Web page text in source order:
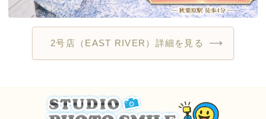
2号店（EAST RIVER）詳細を見る